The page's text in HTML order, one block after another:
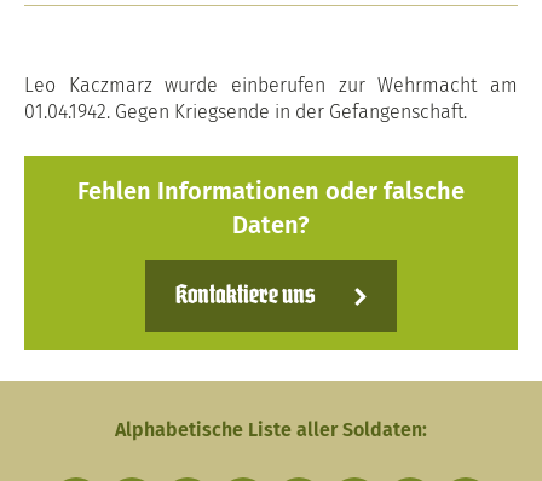
Leo Kaczmarz wurde einberufen zur Wehrmacht am
01.04.1942. Gegen Kriegsende in der Gefangenschaft.
Fehlen Informationen oder falsche
Daten?
Kontaktiere uns
Alphabetische Liste aller Soldaten: